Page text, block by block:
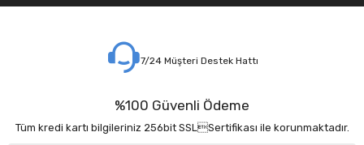
7/24 Müşteri Destek Hattı
%100 Güvenli Ödeme
Tüm kredi kartı bilgileriniz 256bit SSLSertifikası ile korunmaktadır.